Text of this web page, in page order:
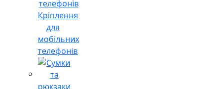
Кріплення
для
мобільних
телефонів